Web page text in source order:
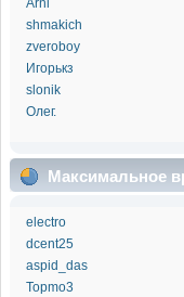
Arni
shmakich
zveroboy
Игорькз
slonik
Олег.
Максимальное
electro
dcent25
aspid_das
Topmo3